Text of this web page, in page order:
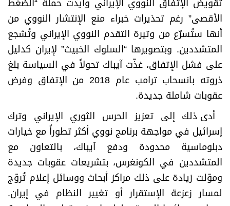
الأقصى” رغم تحذيرات خبراء منع الإنتشار النووي من
أنها ستُسرّع من وتيرة التقدم النووي الإيراني وتُشجع
المتشددين. وبتصويرها “السلوك الخبيث” لإيران كدليل
على فشل الإتفاق، غذّت آيباك تحولاً في السياسة بلغ
ذروته بانسحاب ترامب عام 2018 من الإتفاق وفرض
عقوبات شاملة جديدة.
أدى ذلك إلى تعزيز الحرس الثوري الإيراني وترك
إسرائيل في مواجهة برنامج نووي أكثر تطوراً مع خيارات
دبلوماسية محدودة ودفع آيباك، بالتعاون مع
المتشددين في الكونغرس، بتشريعات عقوبات جديدة
وموّلت زيادة على ذلك مراكز أبحاث ووسائل إعلام تُروّج
لمسار زعزعة الإستقرار أو تغيير النظام في إيران.